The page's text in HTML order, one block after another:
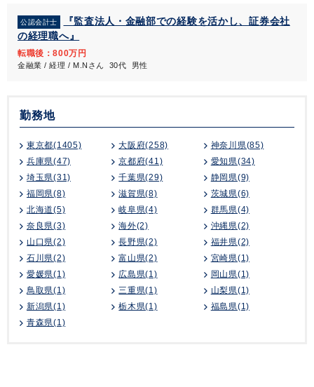
公認会計士
『監査法人・金融部での経験を活かし、証券会社
の経理職へ』
転職後：800万円
金融業 / 経理 / M.Nさん 30代 男性
勤務地
東京都(1405) 大阪府(258)
神奈川県(85)
兵庫県(47)
京都府(41)
愛知県(34)
埼玉県(31)
千葉県(29)
静岡県(9)
福岡県(8)
滋賀県(8)
茨城県(6)
北海道(5)
岐阜県(4)
群馬県(4)
奈良県(3)
海外(2)
沖縄県(2)
山口県(2)
長野県(2)
福井県(2)
石川県(2)
富山県(2)
宮崎県(1)
愛媛県(1)
広島県(1)
岡山県(1)
鳥取県(1)
三重県(1)
山梨県(1)
新潟県(1)
栃木県(1)
福島県(1)
青森県(1)